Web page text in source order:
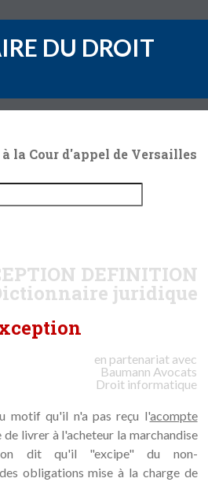
DU DROIT
la Cour d'appel de Versailles
DEFINITION
juridique
en partenariat avec
Baumann Avocats
Droit informatique
motif qu'il n'a pas reçu l'acompte
livrer à l'acheteur la marchandise
dit qu'il "excipe" du non-
obligations mise à la charge de